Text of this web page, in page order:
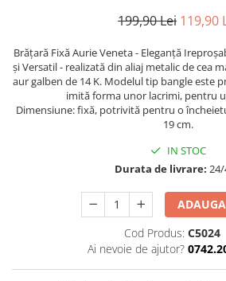
199,90 Lei 119,90
Brățară Fixă Aurie Veneta - Eleganță
și Versatil - realizată din aliaj metalic de cea
aur galben de 14 K. Modelul tip bangle este
imită forma unor lacrimi, pentru
Dimensiune: fixă, potrivită pentru o
19 cm.
IN STOC
Durata de livrare:
Cod Produs: C5024
Ai nevoie de ajutor?